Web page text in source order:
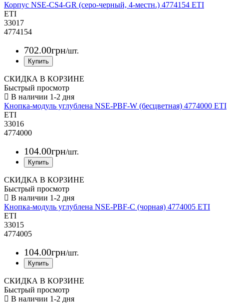
Корпус NSE-CS4-GR (серо-черный, 4-местн.) 4774154 ETI
ETI
33017
4774154
702.00грн/шт.
СКИДКА В КОРЗИНЕ
Быстрый просмотр
Кнопка-модуль углублена NSE-PBF-W (бесцветная) 4774000 ETI
ETI
33016
4774000
104.00грн/шт.
СКИДКА В КОРЗИНЕ
Быстрый просмотр
Кнопка-модуль углублена NSE-PBF-C (чорная) 4774005 ETI
ETI
33015
4774005
104.00грн/шт.
СКИДКА В КОРЗИНЕ
Быстрый просмотр